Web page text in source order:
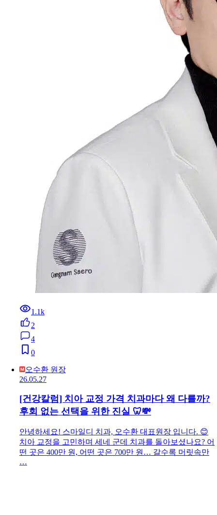
1.1k
2
4
0
오수환 원장
26.05.27
[건강칼럼] 치아 교정 가격 치과마다 왜 다를까?
후회 없는 선택을 위한 진실 🦷💸
안녕하세요! 스마일디 치과, 오수환 대표원장 입니다. 😊
치아 교정을 고민하며 세네 군데 치과를 돌아보셨나요? 어
떤 곳은 400만 원, 어떤 곳은 700만 원… 갈수록 머릿속만
…